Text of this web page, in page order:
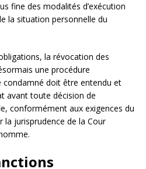
fine des modalités d’exécution
la situation personnelle du
la révocation des
une procédure
doit être entendu et
avant toute décision de
conformément aux exigences du
la jurisprudence de la Cour